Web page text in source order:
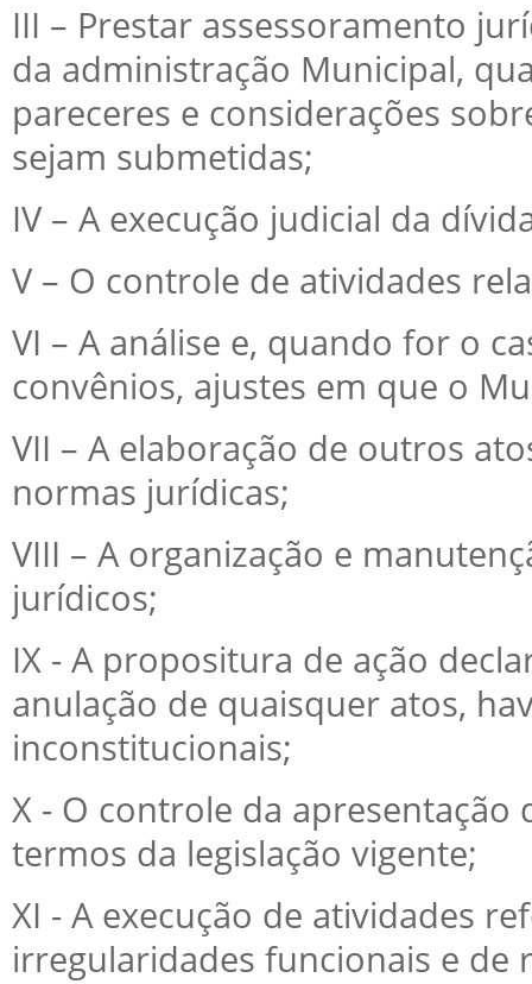
III – Prestar assessoramento
da administração Municipal,
pareceres e considerações
sejam submetidas;
IV – A execução judicial da
V – O controle de atividades
VI – A análise e, quando for o
convênios, ajustes em que o
VII – A elaboração de outros
normas jurídicas;
VIII – A organização e
jurídicos;
IX - A propositura de ação
anulação de quaisquer atos,
inconstitucionais;
X - O controle da apresentação
termos da legislação vigente;
XI - A execução de atividades
irregularidades funcionais e de